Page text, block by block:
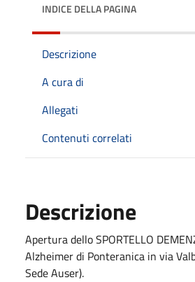
INDICE DELLA PAGINA
Descrizione
A cura di
Allegati
Contenuti correlati
Descrizione
Apertura dello SPORTELLO
Alzheimer di Ponteranica in via
Sede Auser).